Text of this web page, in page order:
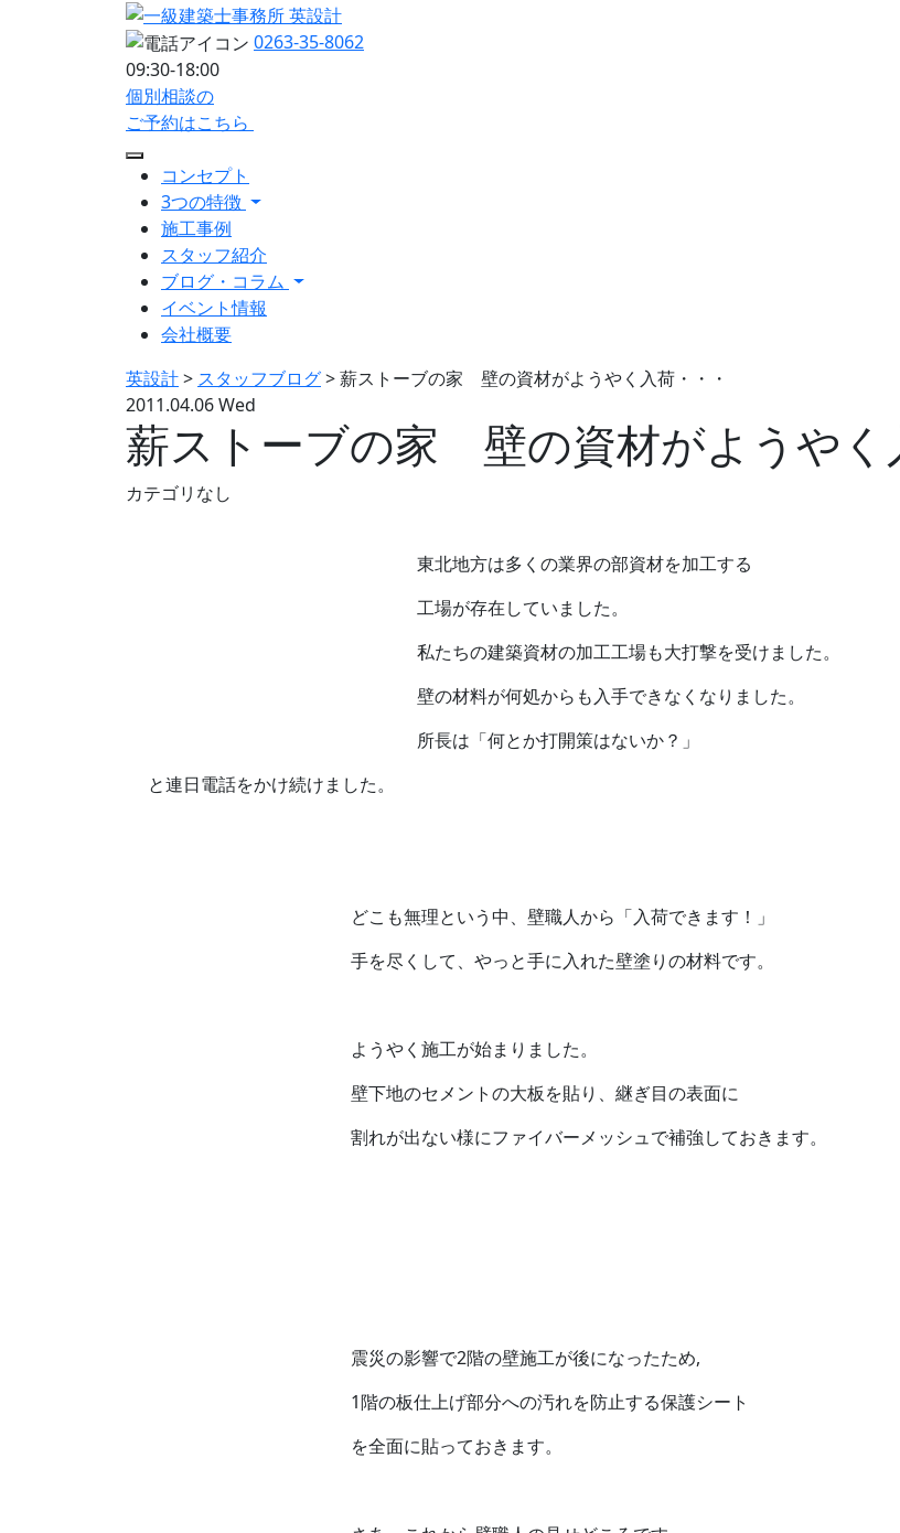
0263-35-8062
09:30-18:00
個別相談の
ご予約はこちら
コンセプト
3つの特徴
施工事例
スタッフ紹介
ブログ・コラム
イベント情報
会社概要
英設計> スタッフブログ>薪ストーブの家 壁の資材がようやく入荷・・・
2011.04.06 Wed
薪ストーブの家 壁の資材がようやく
カテゴリなし
東北地方は多くの業界の部資材を加工する
工場が存在していました。
私たちの建築資材の加工工場も大打撃を受けました。
壁の材料が何処からも入手できなくなりました。
所長は「何とか打開策はないか？」
と連日電話をかけ続けました。
どこも無理という中、壁職人から「入荷できます！」
手を尽くして、やっと手に入れた壁塗りの材料です。
ようやく施工が始まりました。
壁下地のセメントの大板を貼り、継ぎ目の表面に
割れが出ない様にファイバーメッシュで補強しておきます。
震災の影響で2階の壁施工が後になったため,
1階の板仕上げ部分への汚れを防止する保護シート
を全面に貼っておきます。